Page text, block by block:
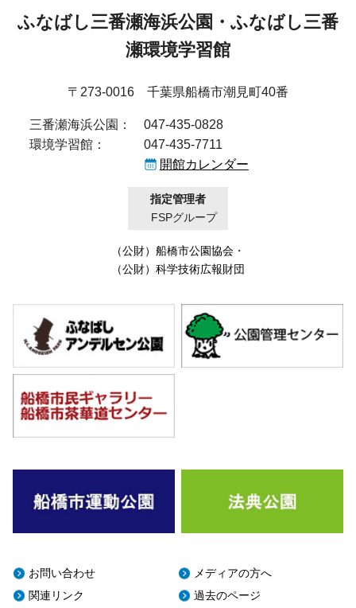
ふなばし三番瀬海浜公園・ふなばし三番
瀬環境学習館
〒273-0016 千葉県船橋市潮見町40番
三番瀬海浜公園：
047-435-0828
環境学習館：
047-435-7711
開館カレンダー
指定管理者
FSPグループ
（公財）船橋市公園協会 ・
（公財）科学技術広報財団
お問い合わせ
メディアの方へ
関連リンク
過去のページ